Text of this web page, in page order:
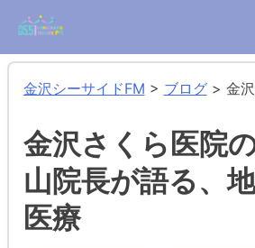
金沢シーサイドFM > ブログ> 金沢さくら
金沢さくら医院
山院長が語る、
医療